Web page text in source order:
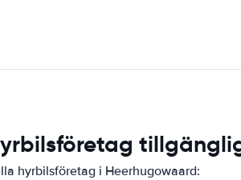
hyrbilsföretag i Heerhugowaard: